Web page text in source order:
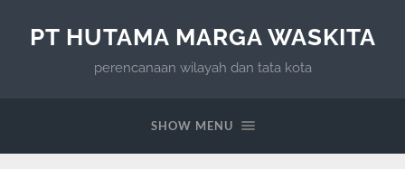
PT HUTAMA MARGA WASKITA
perencanaan wilayah dan tata kota
SHOW MENU